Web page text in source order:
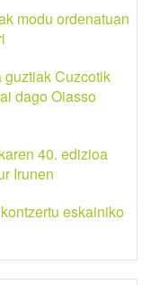
modu ordenatuan
guztiak Cuzcotik
dago Oiasso
40. edizioa
Irunen
eskainiko